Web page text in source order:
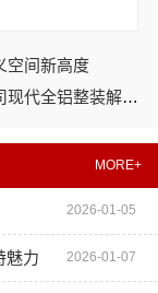
空间新高度
全铝整装解决方案
MORE+
2026-01-05
魅力 2026-01-07